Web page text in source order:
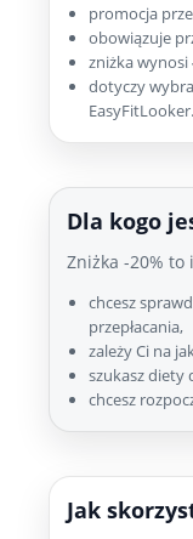
promocja
obowiązuje
zniżka wynosi
dotyczy
EasyFitLooker.
Dla kogo
Zniżka -20%
chcesz
przepłacania,
zależy Ci na
szukasz diety
chcesz
Jak